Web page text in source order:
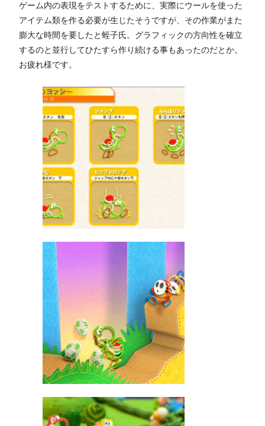
ゲーム内の表現をテストするために、実際にウールを使った
アイテム類を作る必要が生じたそうですが、その作業がまた
膨大な時間を要したと蛭子氏。グラフィックの方向性を確立
するのと並行してひたすら作り続ける事もあったのだとか。
お疲れ様です。